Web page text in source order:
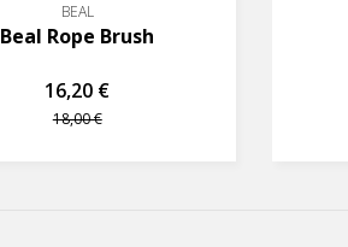
BEAL
Beal Rope Brush
16,20 €
18,00 €